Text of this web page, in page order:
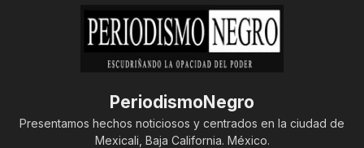
PeriodismoNegro
Presentamos hechos noticiosos y centrados en la ciudad de
Mexicali, Baja California. México.